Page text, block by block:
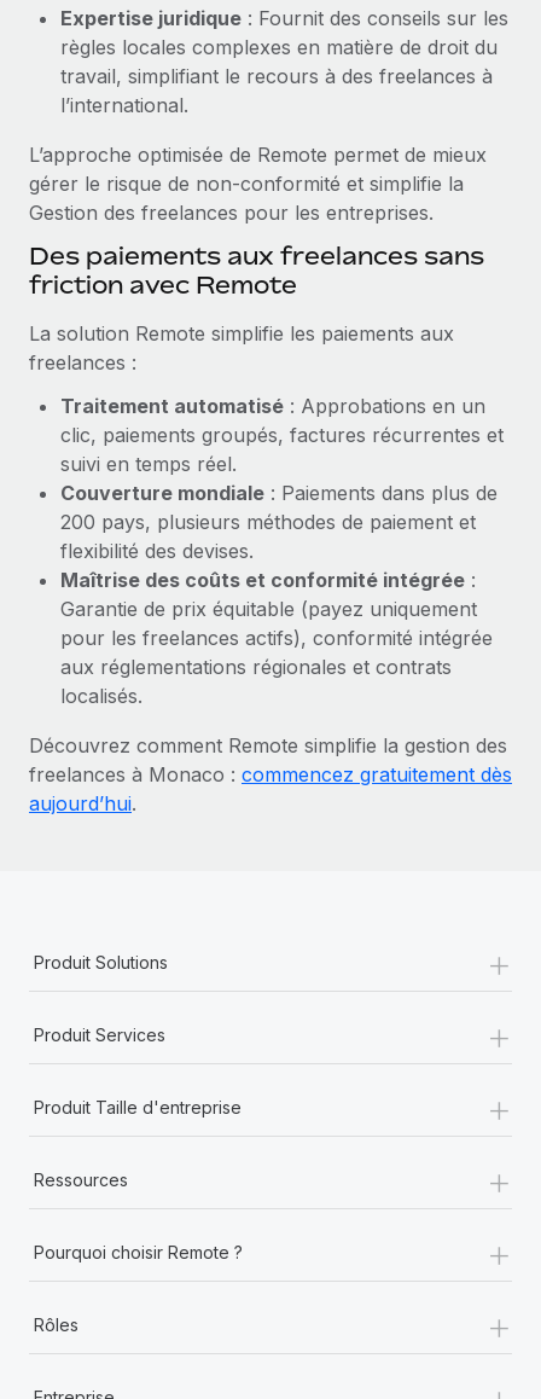
Avantages sociaux
Gérez facilement les avantages sociaux
Remote a toujours pour mission d'aider les entreprises de
toute taille à embaucher, gérer et payer...
En savoir plus
Comment Phiture gère ses 55 employés
répartis dans 19 pays grâce à Remote
Phiture, un leader notable du conseil en matière de
croissance mobile internationale, encourage les...
En savoir plus
Expertise juridique : Fournit des conseils sur les
règles locales complexes en matière de droit du
travail, simplifiant le recours à des freelances à
l’international.
L’approche optimisée de Remote permet de mieux
gérer le risque de non-conformité et simplifie la
Gestion des freelances pour les entreprises.
Des paiements aux freelances sans
friction avec Remote
La solution Remote simplifie les paiements aux
freelances :
Traitement automatisé : Approbations en un
clic, paiements groupés, factures récurrentes et
suivi en temps réel.
Couverture mondiale : Paiements dans plus de
200 pays, plusieurs méthodes de paiement et
flexibilité des devises.
Maîtrise des coûts et conformité intégrée :
Garantie de prix équitable (payez uniquement
pour les freelances actifs), conformité intégrée
aux réglementations régionales et contrats
localisés.
Découvrez comment Remote simplifie la gestion des
freelances à Monaco : commencez gratuitement dès
aujourd’hui.
Produit Solutions +
Produit Services +
Produit Taille d'entreprise +
Ressources +
Pourquoi choisir Remote ? +
Rôles +